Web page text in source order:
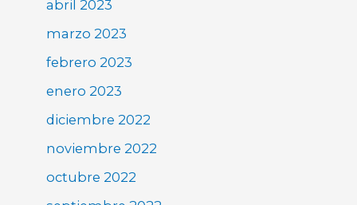
abril 2023
marzo 2023
febrero 2023
enero 2023
diciembre 2022
noviembre 2022
octubre 2022